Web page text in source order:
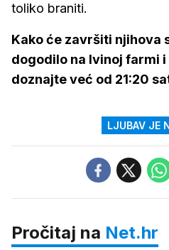
toliko braniti.
Kako će završiti njihova
dogodilo na Ivinoj farmi i
doznajte već od 21:20
LJUBAV JE
Pročitaj na Net.hr